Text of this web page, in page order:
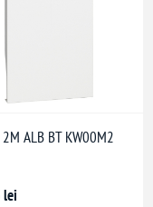
ALB BT KW00M2
lei